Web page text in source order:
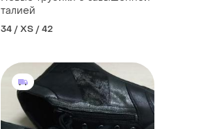
талией
34 / XS / 42